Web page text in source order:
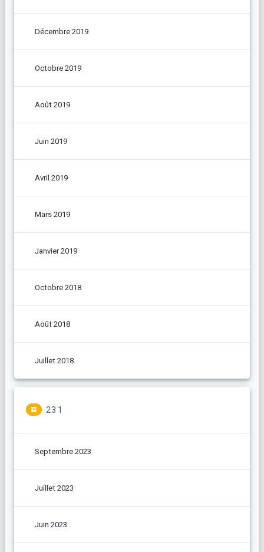
Décembre 2019
Octobre 2019
Août 2019
Juin 2019
Avril 2019
Mars 2019
Janvier 2019
Octobre 2018
Août 2018
Juillet 2018
231
Septembre 2023
Juillet 2023
Juin 2023